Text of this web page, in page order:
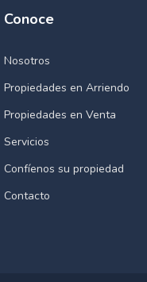
Conoce
Nosotros
Propiedades en Arriendo
Propiedades en Venta
Servicios
Confíenos su propiedad
Contacto